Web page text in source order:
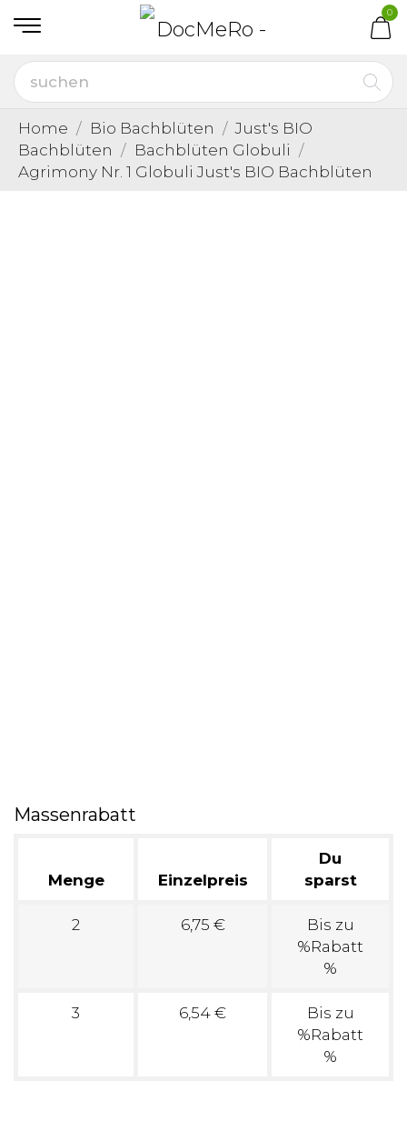
0
Home Bio Bachblüten
Just's BIO
Bachblüten
Bachblüten Globuli
Agrimony Nr. 1 Globuli Just's BIO Bachblüten
Massenrabatt
Menge Einzelpreis
Du
sparst
2 6,75 €
Bis zu
%Rabatt
%
3 6,54 €
Bis zu
%Rabatt
%